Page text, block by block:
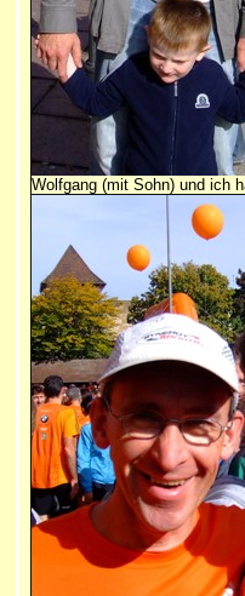
Wolfgang (mit Sohn) und ich